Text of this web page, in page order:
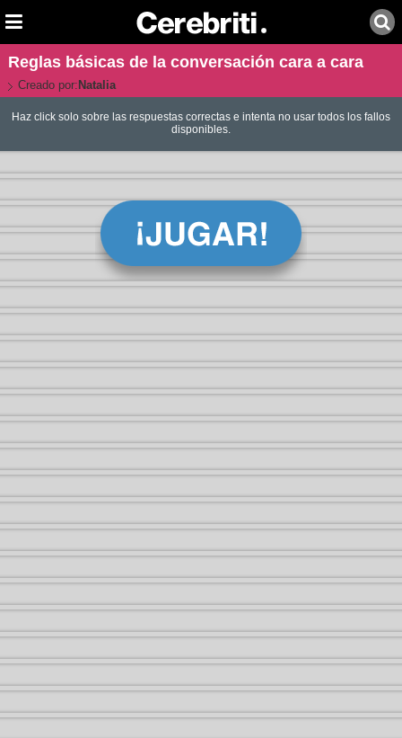
Reglas básicas de la conversación cara a cara
Creado por: Natalia
Haz click solo sobre las respuestas correctas e intenta no usar todos los fallos
disponibles.